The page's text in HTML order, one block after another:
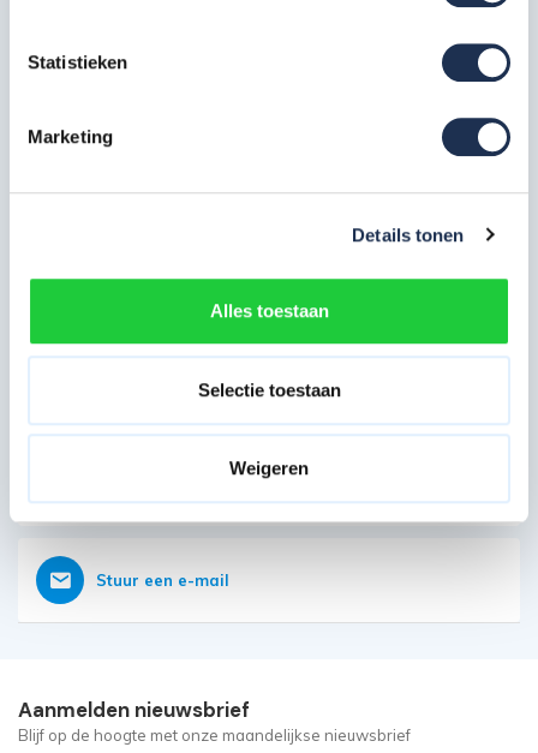
Statistieken
Marketing
Details tonen
Alles toestaan
Selectie toestaan
Weigeren
Meest behulpzame reviews
veiligheidsnormen
Eerder bekeken door jou
Onze klantenservice is vanaf weer geopend
Bereikbaar op 085 - 06 56 19 2
Vraag nu direct een offerte aan
Stuur een e-mail
Aanmelden nieuwsbrief
Blijf op de hoogte met onze maandelijkse nieuwsbrief